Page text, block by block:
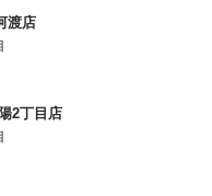
渡店
2丁目店